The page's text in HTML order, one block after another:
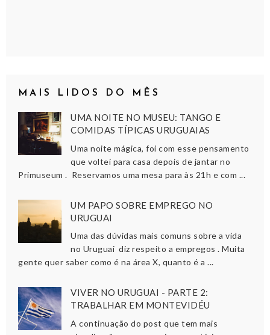
MAIS LIDOS DO MÊS
UMA NOITE NO MUSEU: TANGO E
COMIDAS TÍPICAS URUGUAIAS
Uma noite mágica, foi com esse pensamento
que voltei para casa depois de jantar no
Primuseum . Reservamos uma mesa para às 21h e com ...
UM PAPO SOBRE EMPREGO NO
URUGUAI
Uma das dúvidas mais comuns sobre a vida
no Uruguai diz respeito a empregos . Muita
gente quer saber como é na área X, quanto é a ...
VIVER NO URUGUAI - PARTE 2:
TRABALHAR EM MONTEVIDÉU
A continuação do post que tem mais